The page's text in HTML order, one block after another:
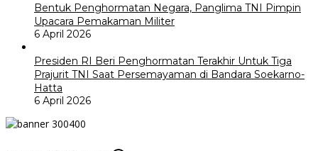
Bentuk Penghormatan Negara, Panglima TNI Pimpin
Upacara Pemakaman Militer
6 April 2026
Presiden RI Beri Penghormatan Terakhir Untuk Tiga
Prajurit TNI Saat Persemayaman di Bandara Soekarno-
Hatta
6 April 2026